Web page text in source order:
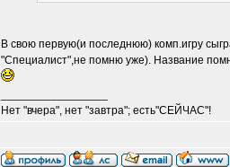
В свою первую(и последнюю) комп.игру
"Специалист",не помню уже). Название
Нет "вчера", нет "завтра"; есть"СЕЙЧАС"!